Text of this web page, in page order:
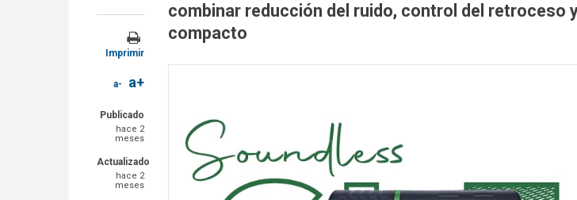
Imprimir
a- a+
Publicado
hace 2
meses
Actualizado
hace 2
meses
combinar reducción del ruido, control del retroceso
compacto